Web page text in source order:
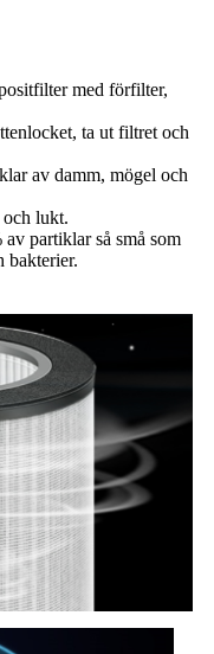
med förfilter,
ta ut filtret och
av damm, mögel och
lukt.
partiklar så små som
bakterier.